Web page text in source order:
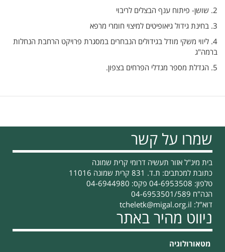
2. שושן- פיתוח ענף הבצלים לריבוי
3. בחינת גידול גיאופיטים למיצוי חומרי מרפא
4. ליווי משקי מודל בגידולים הנבחרים במסגרת פרויקט הרחבת הנחלות
ברמה"ג
5. הגדלת מספר מגדלי הפרחים בצפון.
שמרו על קשר
בית מיג"ל אזור תעשיה דרומי קרית שמונה
כתובת למכתבים: ת.ד. 831 קרית שמונה 11016
טלפון: 04-6953508 פקס: 04-6944980
הנה"ח 04-6953501/589
דוא"ל: tcheletk@migal.org.il
ניווט מהיר באתר
מטאורולוגיה